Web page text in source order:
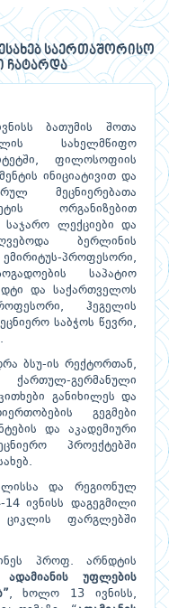
საერთაშორისო
ჩატარდა
ბათუმის შოთა
სახელმწიფო
ფილოსოფიის
ინიციატივით და
მეცნიერებათა
ორგანიზებით
საჯარო ლექციები და
ბერლინის
პროფესორი,
საპატიო
და საქართველოს
ჰეგელის
საბჭოს წევრი,
ბსუ-ის რექტორთან,
ქართულ-გერმანული
განიხილეს და
გეგმები
და აკადემიური
პროექტებში
და რეგიონულ
ივნისს დაგეგმილი
ციკლის ფარგლებში
პროფ. არნდტის
უფლების
, ხოლო 13 ივნისს,